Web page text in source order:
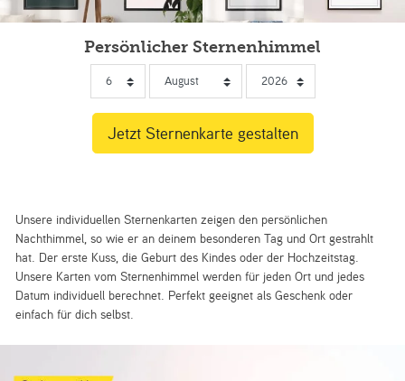
Persönlicher Sternenhimmel
Unsere individuellen Sternenkarten zeigen den persönlichen
Nachthimmel, so wie er an deinem besonderen Tag und Ort gestrahlt
hat. Der erste Kuss, die Geburt des Kindes oder der Hochzeitstag.
Unsere Karten vom Sternenhimmel werden für jeden Ort und jedes
Datum individuell berechnet. Perfekt geeignet als Geschenk oder
einfach für dich selbst.